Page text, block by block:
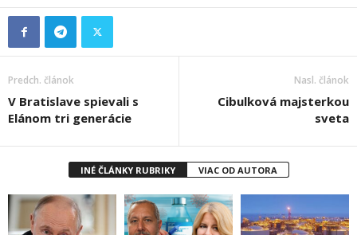
Predch. článok
V Bratislave spievali s
Elánom tri generácie
Nasl. článok
Cibulková majsterkou
sveta
INÉ ČLÁNKY RUBRIKY VIAC OD AUTORA